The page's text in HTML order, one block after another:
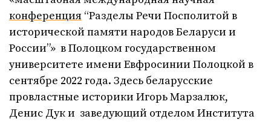
конференция “Разделы Речи Посполитой в
исторической памяти народов Беларуси и
России”» в Полоцком государственном
университете имени Евфросинии Полоцкой в
сентябре 2022 года. Здесь беларусские
провластные историки Игорь Марзалюк,
Денис Дук и заведующий отделом Института